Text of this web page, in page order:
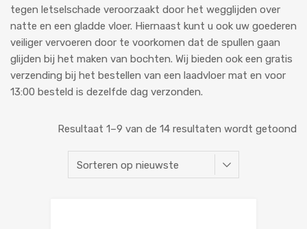
tegen letselschade veroorzaakt door het wegglijden over
natte en een gladde vloer. Hiernaast kunt u ook uw goederen
veiliger vervoeren door te voorkomen dat de spullen gaan
glijden bij het maken van bochten. Wij bieden ook een gratis
verzending bij het bestellen van een laadvloer mat en voor
13:00 besteld is dezelfde dag verzonden.
Resultaat 1–9 van de 14 resultaten wordt getoond